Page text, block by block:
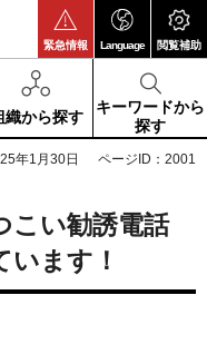
緊急情報 Language 閲覧補助
織から探す
キーワードから
探す
年1月30日 ページID：2001
こい勧誘電話
ます！